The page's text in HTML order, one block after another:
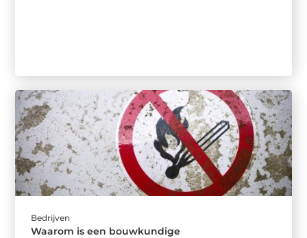
Bedrijven
Waarom is een bouwkundige